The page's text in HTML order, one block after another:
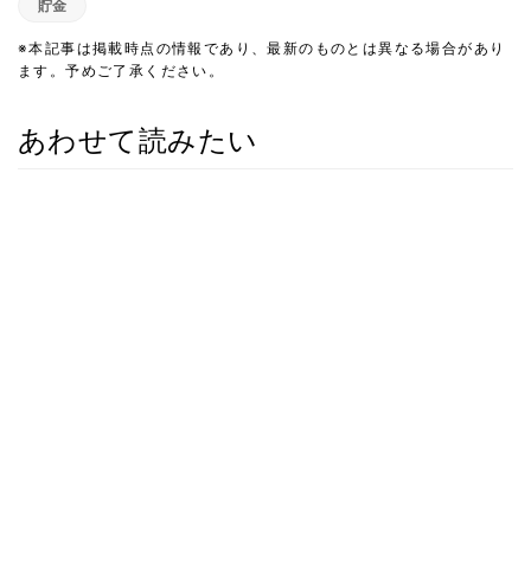
貯金
※本記事は掲載時点の情報であり、最新のものとは異なる場合があり
ます。予めご了承ください。
あわせて読みたい